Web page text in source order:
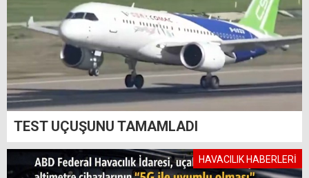
TEST UÇUŞUNU TAMAMLADI
HAVACILIK HABERLERİ